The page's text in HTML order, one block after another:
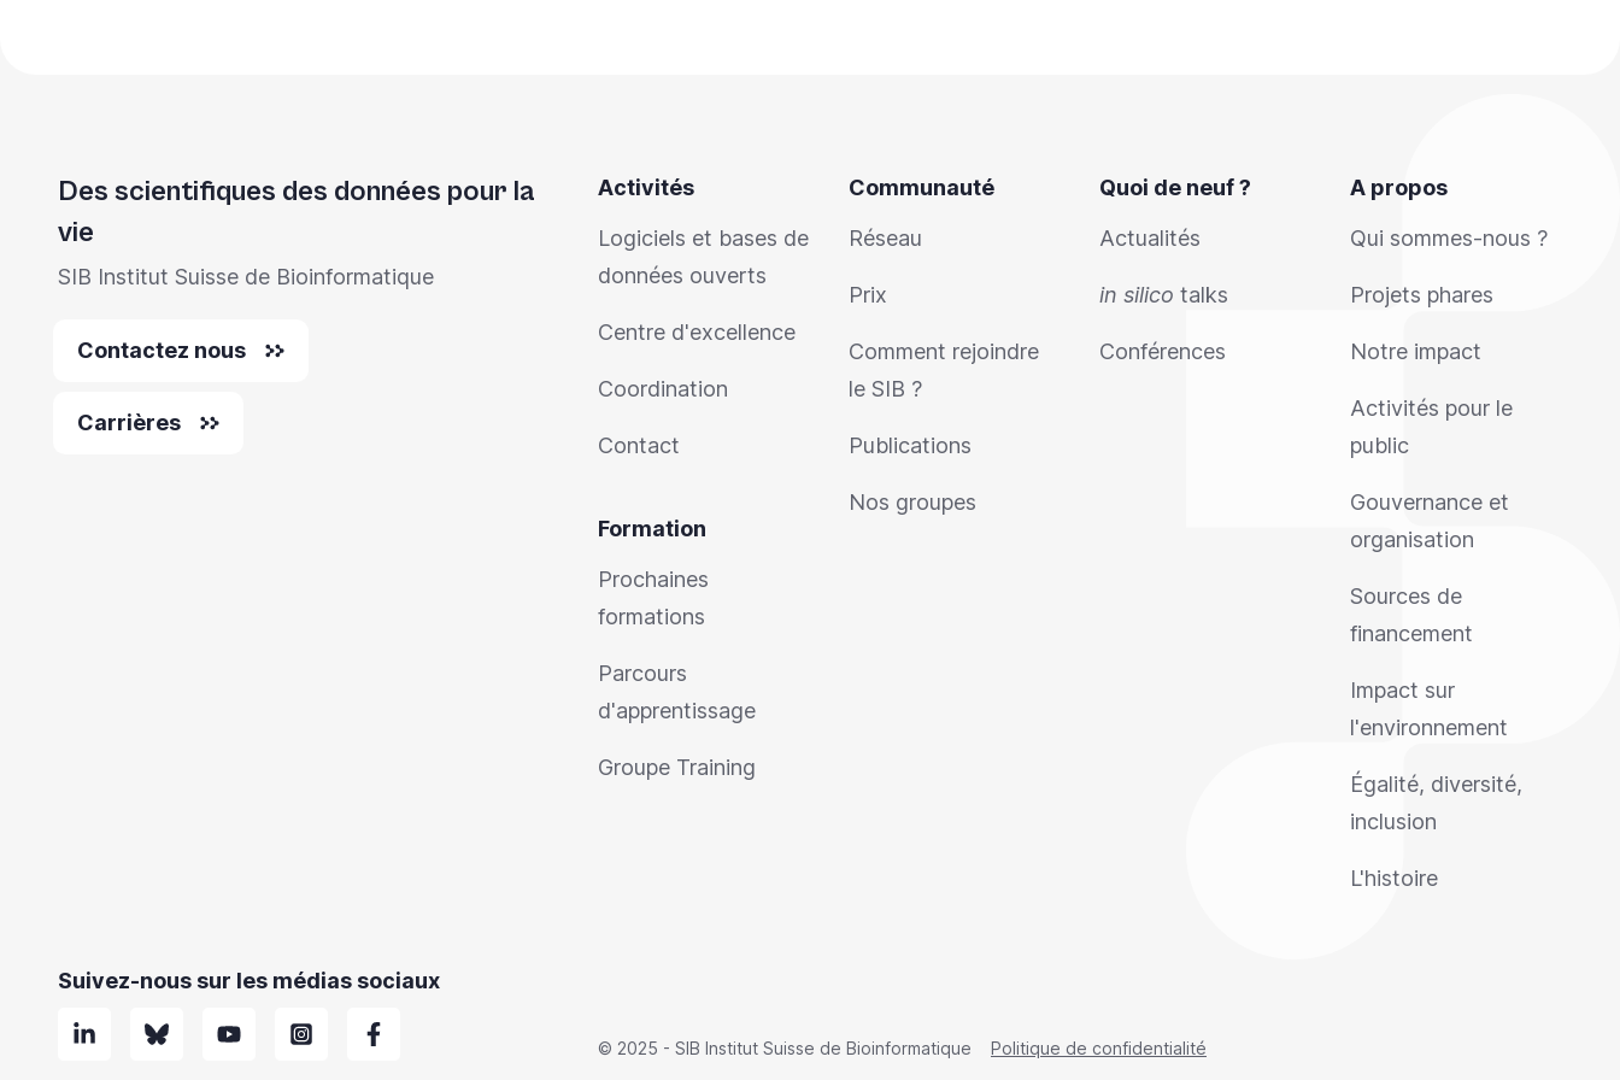
Des scientifiques des données pour la
vie
SIB Institut Suisse de Bioinformatique
Contactez nous
Carrières
Activités
Logiciels et bases de
données ouverts
Centre d'excellence
Coordination
Contact
Formation
Prochaines
formations
Parcours
d'apprentissage
Groupe Training
Communauté
Réseau
Prix
Comment rejoindre
le SIB ?
Publications
Nos groupes
Quoi de neuf ?
Actualités
in silico talks
Conférences
A propos
Qui sommes-nous ?
Projets phares
Notre impact
Activités pour le
public
Gouvernance et
organisation
Sources de
financement
Impact sur
l'environnement
Égalité, diversité,
inclusion
L'histoire
Suivez-nous sur les médias sociaux
© 2025 - SIB Institut Suisse de Bioinformatique Politique de confidentialité